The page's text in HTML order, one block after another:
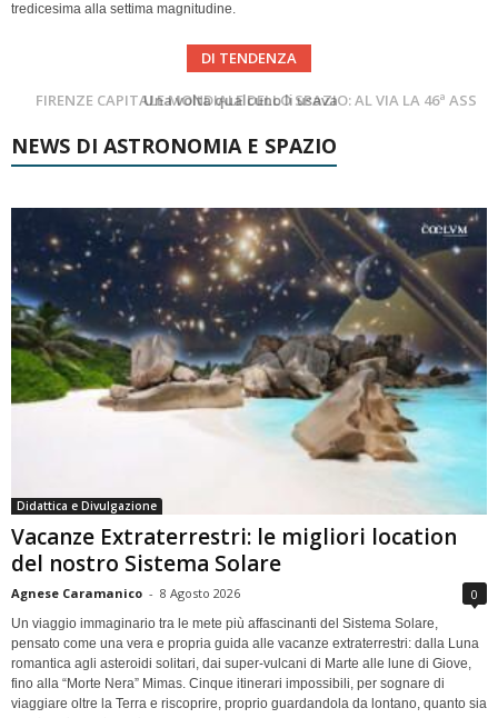
tredicesima alla settima magnitudine.
DI TENDENZA
FIRENZE CAPITALE MONDIALE DELLO SPAZIO: AL VIA LA 46ª ASSEMBLEA SCIENTIFICA DEL COSPAR
Cielo del Mese di Agosto 2026
NEWS DI ASTRONOMIA E SPAZIO
Didattica e Divulgazione
Vacanze Extraterrestri: le migliori location
del nostro Sistema Solare
Agnese Caramanico - 8 Agosto 2026 0
Un viaggio immaginario tra le mete più affascinanti del Sistema Solare,
pensato come una vera e propria guida alle vacanze extraterrestri: dalla Luna
romantica agli asteroidi solitari, dai super-vulcani di Marte alle lune di Giove,
fino alla “Morte Nera” Mimas. Cinque itinerari impossibili, per sognare di
viaggiare oltre la Terra e riscoprire, proprio guardandola da lontano, quanto sia